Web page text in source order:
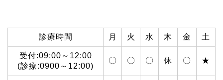
診療時間 月 火 水 木 金 土
受付:09:00～12:00
(診療:0900～12:00)
〇 〇 〇 休 〇 ★